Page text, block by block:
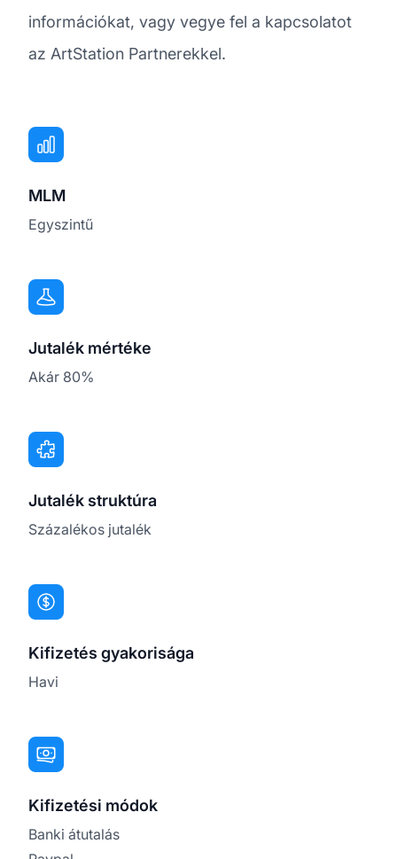
információkat, vagy vegye fel a kapcsolatot
az ArtStation Partnerekkel.
MLM
Egyszintű
Jutalék mértéke
Akár 80%
Jutalék struktúra
Százalékos jutalék
Kifizetés gyakorisága
Havi
Kifizetési módok
Banki átutalás